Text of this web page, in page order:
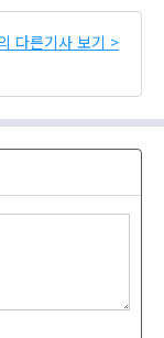
다른기사 보기 >